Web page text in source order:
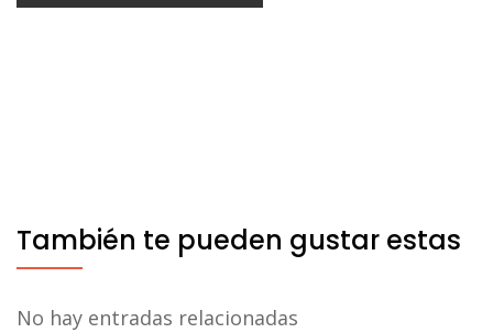
También te pueden gustar estas
No hay entradas relacionadas